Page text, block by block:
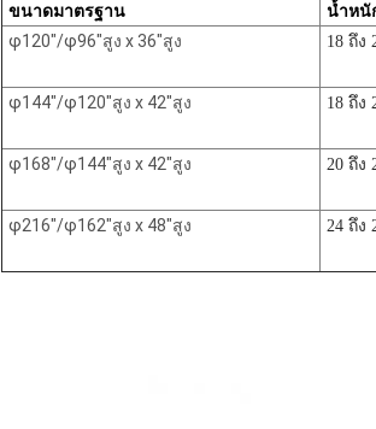
ขนาดมาตรฐาน น้ำหนั
φ120"/φ96"สูง x 36"สูง
18 ถึง
φ144"/φ120"สูง x 42"สูง 18 ถึง
φ168"/φ144"สูง x 42"สูง 20 ถึง
φ216"/φ162"สูง x 48"สูง 24 ถึง